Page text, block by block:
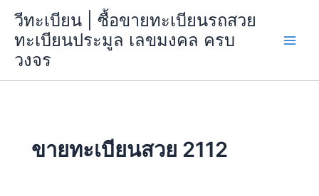
content
วีทะเบียน | ซื้อขายทะเบียนรถสวย
ทะเบียนประมูล เลขมงคล ครบ
วงจร
ขายทะเบียนสวย 2112